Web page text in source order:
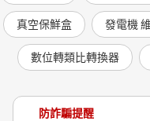
真空保鮮盒 發電機
數位轉類比轉換器
防詐騙提醒